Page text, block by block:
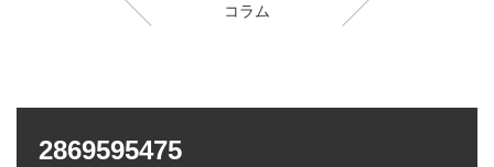
コラム
2869595475